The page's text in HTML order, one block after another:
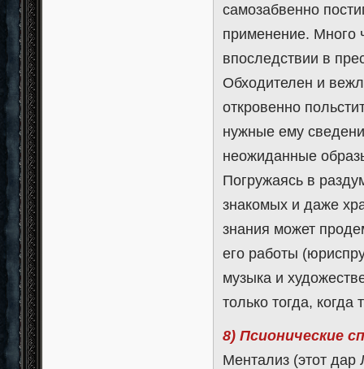
самозабвенно
применение. Много
впоследствии в
Обходителен и
откровенно
нужные ему
неожиданные
Погружаясь в
знакомых и даже
знания может
его работы
музыка и
только тогда, когда
8) Псионические
Ментализ (этот дар